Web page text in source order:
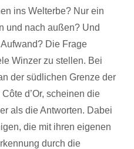
ins Welterbe? Nur ein
und nach außen? Und
Die Frage
Winzer zu stellen. Bei
der südlichen Grenze der
d’Or, scheinen die
als die Antworten. Dabei
die mit ihren eigenen
durch die